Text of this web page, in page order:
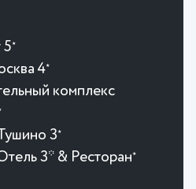
5★
4★
комплекс
3★
3* & Ресторан★